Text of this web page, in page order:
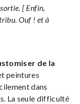
[ Enfin,
Ouf ! et à
de la
peintures
dans
La seule difficulté